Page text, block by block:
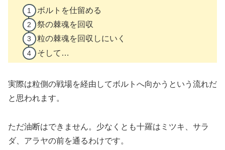
ボルトを仕留める
祭の棘魂を回収
粒の棘魂を回収しにいく
そして…
実際は粒側の戦場を経由してボルトへ向かうという流れだ
と思われます。
ただ油断はできません。少なくとも十羅はミツキ、サラ
ダ、アラヤの前を通るわけです。